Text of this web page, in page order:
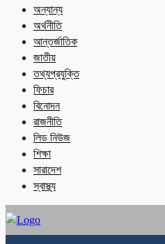
অন্যান্য
অর্থনীতি
আন্তর্জাতিক
জাতীয়
তথ্যপ্রযুক্তি
ফিচার
বিনোদন
রাজনীতি
লিড নিউজ
শিক্ষা
সারাদেশ
স্বাস্থ্য